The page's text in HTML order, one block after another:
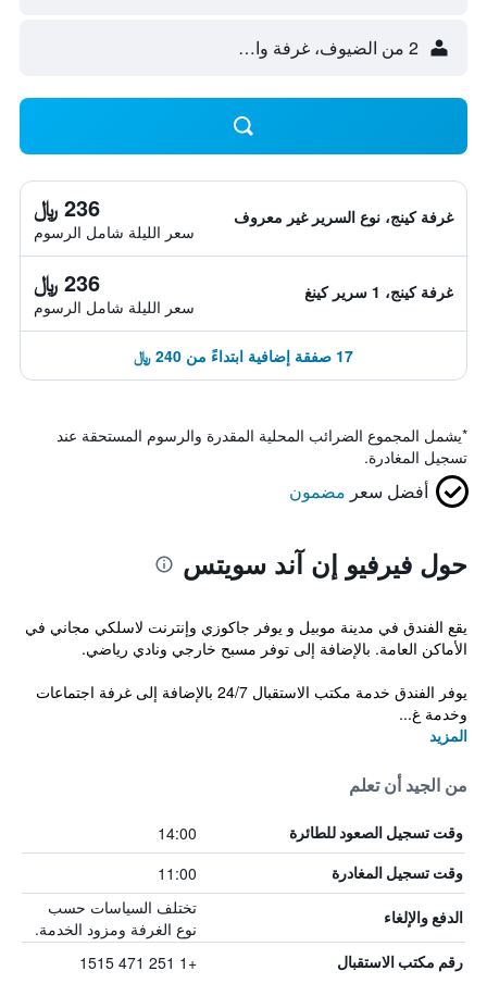
2 من الضيوف، غرفة واحدة
غرفة كينج، نوع السرير غير معروف 236 ﷼
سعر الليلة شامل الرسوم
غرفة كينج، 1 سرير كينغ 236 ﷼
سعر الليلة شامل الرسوم
17 صفقة إضافية ابتداءً من 240 ﷼
*يشمل المجموع الضرائب المحلية المقدرة والرسوم المستحقة عند
تسجيل المغادرة.
أفضل سعر مضمون
حول فيرفيو إن آند سويتس
يقع الفندق في مدينة موبيل و يوفر جاكوزي وإنترنت لاسلكي مجاني في
الأماكن العامة. بالإضافة إلى توفر مسبح خارجي ونادي رياضي.
يوفر الفندق خدمة مكتب الاستقبال 24/7 بالإضافة إلى غرفة اجتماعات
وخدمة غ...
المزيد
من الجيد أن تعلم
وقت تسجيل الصعود للطائرة 14:00
وقت تسجيل المغادرة 11:00
الدفع والإلغاء
تختلف السياسات حسب
نوع الغرفة ومزود الخدمة.
رقم مكتب الاستقبال +1 251 471 1515